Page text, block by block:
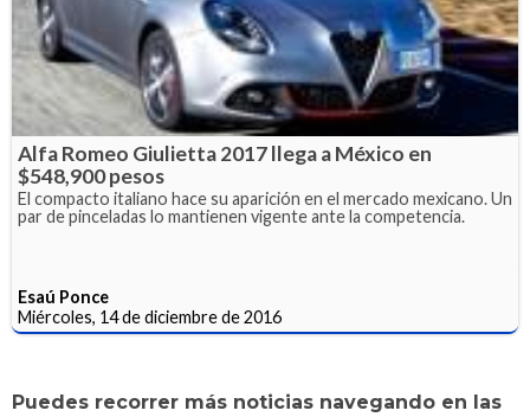
Alfa Romeo Giulietta 2017 llega a México en
$548,900 pesos
El compacto italiano hace su aparición en el mercado mexicano. Un
par de pinceladas lo mantienen vigente ante la competencia.
Esaú Ponce
Miércoles, 14 de diciembre de 2016
Puedes recorrer más noticias navegando en las